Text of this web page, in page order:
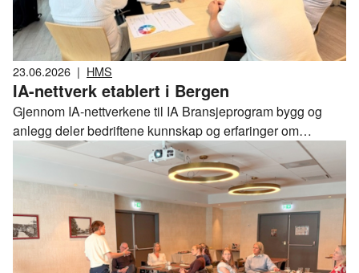
23.06.2026 | HMS
IA-nettverk etablert i Bergen
Gjennom IA-nettverkene til IA Bransjeprogram bygg og
anlegg deler bedriftene kunnskap og erfaringer om
hvordan de på best mulig måte kan jobber for å forebygge
sykefravær og frafall. Nå har også Bergen fått sitt nettverk.